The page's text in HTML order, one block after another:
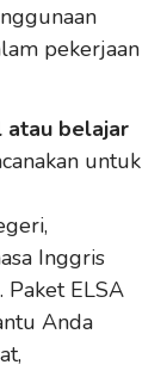
pekerjaan
atau belajar
untuk
Inggris
Paket ELSA
Anda